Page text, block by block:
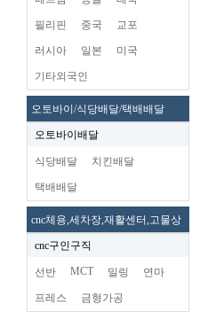
필리핀 중국 교포
러시아 일본 미국
기타외국인
오토바이/식당배달/택배배달
오토바이배달
식당배달 치킨배달
택배배달
cnc체용,세차장,재활센터,고물상
cnc구인구직
선반 MCT 밀링 연마
프레스 금형가공